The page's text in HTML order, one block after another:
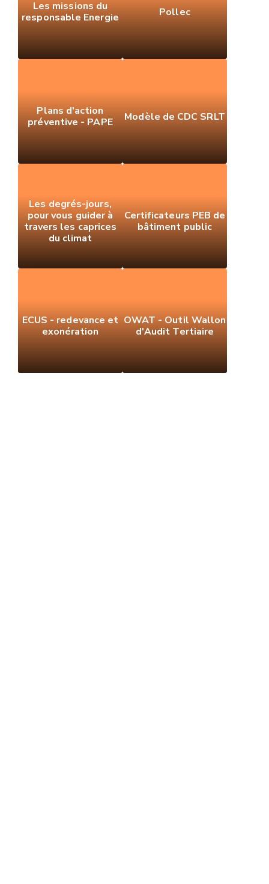
Les missions du
responsable Energie
Pollec
Plans d'action
préventive - PAPE
Modèle de CDC SRLT
Les degrés-jours,
pour vous guider à
travers les caprices
du climat
Certificateurs PEB de
bâtiment public
ECUS - redevance et
exonération
OWAT - Outil Wallon
d'Audit Tertiaire